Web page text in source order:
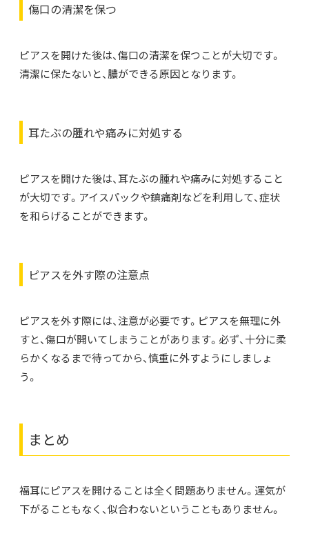
傷口の清潔を保つ
ピアスを開けた後は、傷口の清潔を保つことが大切です。
清潔に保たないと、膿ができる原因となります。
耳たぶの腫れや痛みに対処する
ピアスを開けた後は、耳たぶの腫れや痛みに対処すること
が大切です。アイスパックや鎮痛剤などを利用して、症状
を和らげることができます。
ピアスを外す際の注意点
ピアスを外す際には、注意が必要です。ピアスを無理に外
すと、傷口が開いてしまうことがあります。必ず、十分に柔
らかくなるまで待ってから、慎重に外すようにしましょ
う。
まとめ
福耳にピアスを開けることは全く問題ありません。運気が
下がることもなく、似合わないということもありません。